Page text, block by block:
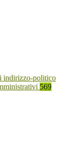
indirizzo-politico
569